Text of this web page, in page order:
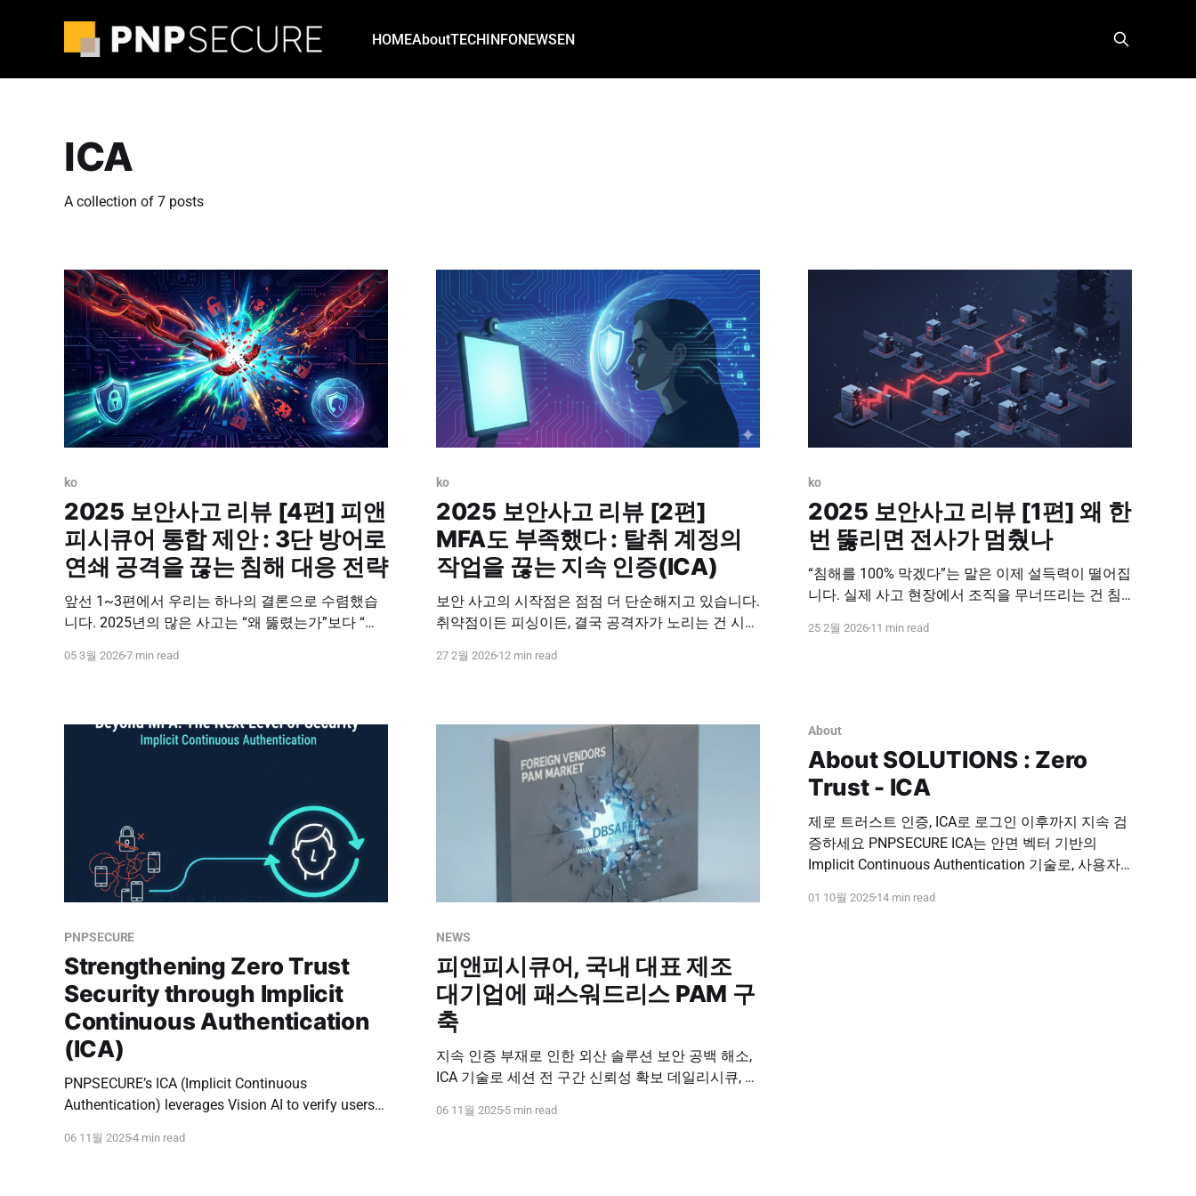
HOMEAboutTECHINFONEWSEN
ICA
A collection of 7 posts
ko
2025 보안사고 리뷰 [4편] 피앤
피시큐어 통합 제안 : 3단 방어로
연쇄 공격을 끊는 침해 대응 전략
앞선 1~3편에서 우리는 하나의 결론으로 수렴했습
니다. 2025년의 많은 사고는 “왜 뚫렸는가”보다 “뚫
계정이 악용되고, 내부에서 이동이 이어지고, 마지막
피시큐어의 대응 전략으로 정리합니다.
PNPSECURE는 사람(ICA)–이동(Server
05 3월 20267 min read
ko
2025 보안사고 리뷰 [2편]
MFA도 부족했다 : 탈취 계정의
작업을 끊는 지속 인증(ICA)
보안 사고의 시작점은 점점 더 단순해지고 있습니다.
취약점이든 피싱이든, 결국 공격자가 노리는 건 시스
보하면 공격자는 방화벽을 뚫지 않아도 되고, 악성
니다. 2025년 보안사고를 다시 보면, 공통적으로 이
런 질문을 남깁니다. * 왜 침투
27 2월 202612 min read
ko
2025 보안사고 리뷰 [1편] 왜 한
번 뚫리면 전사가 멈췄나
“침해를 100% 막겠다”는 말은 이제 설득력이 떨어집
니다. 실제 사고 현장에서 조직을 무너뜨리는 건 침
이동)과 권한 남용, 그리고 실행(복호화·조회·유출)
25 2월 202611 min read
PNPSECURE
Strengthening Zero Trust
Security through Implicit
Continuous Authentication
(ICA)
PNPSECURE’s ICA (Implicit Continuous
Authentication) leverages Vision AI to verify users
enabling continuous Zero Trust authentication.
06 11월 20254 min read
NEWS
피앤피시큐어, 국내 대표 제조
대기업에 패스워드리스 PAM 구
축
지속 인증 부재로 인한 외산 솔루션 보안 공백 해소,
ICA 기술로 세션 전 구간 신뢰성 확보 데일리시큐, 길
자원 보호와 제로트러스트 기반 보안체계 고도화를
06 11월 20255 min read
About
About SOLUTIONS : Zero
Trust - ICA
제로 트러스트 인증, ICA로 로그인 이후까지 지속 검
증하세요 PNPSECURE ICA는 안면 벡터 기반의
Implicit Continuous Authentication 기술로, 사용자
수행 시점마다 신원을 지속 검증합니다. 단발성 인증
01 10월 202514 min read